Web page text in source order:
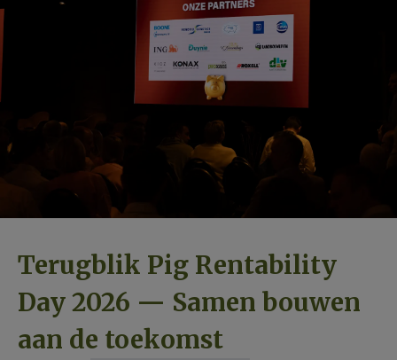
Terugblik Pig Rentability
Day 2026 — Samen bouwen
aan de toekomst